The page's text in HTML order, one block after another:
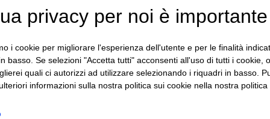
epoca 600, restaurata . Con losanghe in
rilievo. Dimensioni: Altezza 110 cm -
DEFAULT LANGUAGE
ITALIAN
privacy per noi è importante
i cookie per migliorare l'esperienza dell'utente e per le finalità
basso. Se selezioni "Accetta tutti" acconsenti all'uso di tutti i cookie,
quali ci autorizzi ad utilizzare selezionando i riquadri in basso.
informazioni sulla nostra politica sui cookie nella nostra politica